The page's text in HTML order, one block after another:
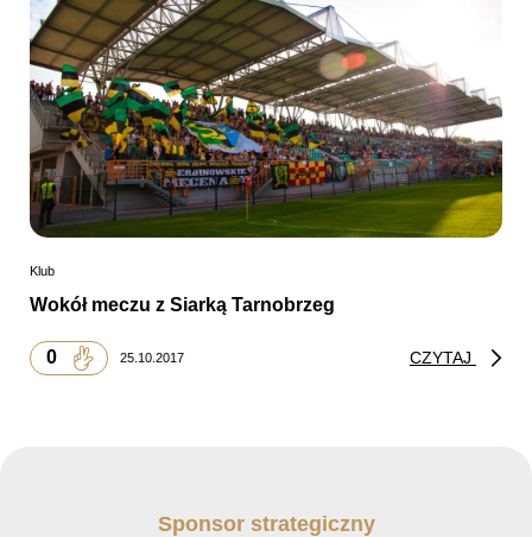
Klub
Wokół meczu z Siarką Tarnobrzeg
0 25.10.2017 CZYTAJ
Sponsor strategiczny